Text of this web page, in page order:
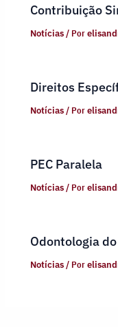
Contribuição
Notícias/ Por
Direitos
Notícias/ Por
PEC Paralela
Notícias/ Por
Odontologia
Notícias/ Por